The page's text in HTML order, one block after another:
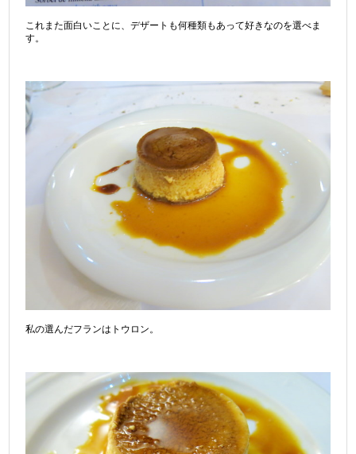
これまた面白いことに、デザートも何種類もあって好きなのを選べま
す。
私の選んだフランはトウロン。